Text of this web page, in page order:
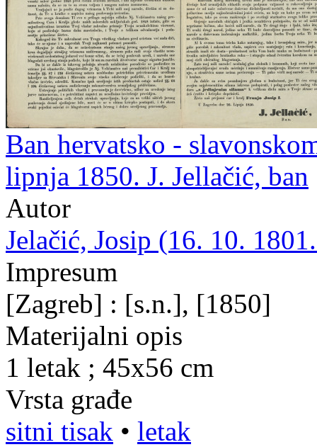
Ban hervatsko -
lipnja 1850. J. Jellačić, ban
Autor
Jelačić, Josip (16. 10.
Impresum
[Zagreb] : [s.n.], [1850]
Materijalni opis
1 letak ; 45x56 cm
Vrsta građe
sitni tisak • letak